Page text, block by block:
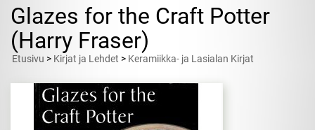
Glazes for the Craft Potter
(Harry Fraser)
Etusivu > Kirjat ja Lehdet > Keramiikka- ja Lasialan Kirjat